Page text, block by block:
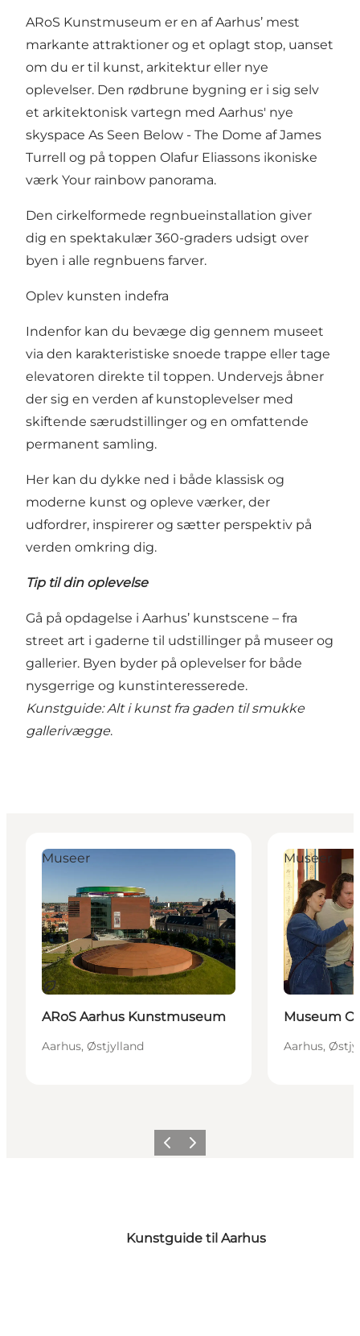
ARoS Kunstmuseum er en af Aarhus’ mest
markante attraktioner og et oplagt stop, uanset
om du er til kunst, arkitektur eller nye
oplevelser. Den rødbrune bygning er i sig selv
et arkitektonisk vartegn med Aarhus' nye
skyspace As Seen Below - The Dome af James
Turrell og på toppen Olafur Eliassons ikoniske
værk Your rainbow panorama.
Den cirkelformede regnbueinstallation giver
dig en spektakulær 360-graders udsigt over
byen i alle regnbuens farver.
Oplev kunsten indefra
Indenfor kan du bevæge dig gennem museet
via den karakteristiske snoede trappe eller tage
elevatoren direkte til toppen. Undervejs åbner
der sig en verden af kunstoplevelser med
skiftende særudstillinger og en omfattende
permanent samling.
Her kan du dykke ned i både klassisk og
moderne kunst og opleve værker, der
udfordrer, inspirerer og sætter perspektiv på
verden omkring dig.
Tip til din oplevelse
Gå på opdagelse i Aarhus’ kunstscene – fra
street art i gaderne til udstillinger på museer og
gallerier. Byen byder på oplevelser for både
nysgerrige og kunstinteresserede.
Kunstguide: Alt i kunst fra gaden til smukke
gallerivægge.
Bæredygtige oplevelser
Museer
ARoS Aarhus Kunstmuseum
Aarhus, Østjylland
Museer
Museum
Aarhus,
ForrigeNæste
Kunstguide til Aarhus